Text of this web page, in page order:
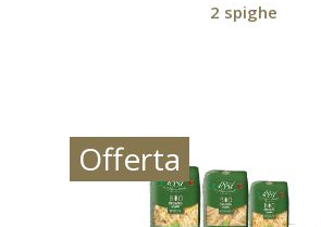
2 spighe
Offerta